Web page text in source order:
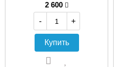
2 600
-
+
Купить